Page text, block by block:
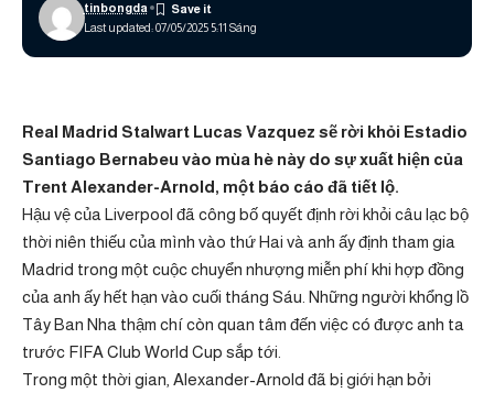
Last updated: 07/05/2025 5:11 Sáng
tinbongda
Real Madrid Stalwart Lucas Vazquez sẽ rời khỏi Estadio
Santiago Bernabeu vào mùa hè này do sự xuất hiện của
Trent Alexander-Arnold, một báo cáo đã tiết lộ.
Hậu vệ của Liverpool đã công bố quyết định rời khỏi câu lạc bộ
thời niên thiếu của mình vào thứ Hai và anh ấy định tham gia
Madrid trong một cuộc chuyển nhượng miễn phí khi hợp đồng
của anh ấy hết hạn vào cuối tháng Sáu. Những người khổng lồ
Tây Ban Nha thậm chí còn quan tâm đến việc có được anh ta
trước FIFA Club World Cup sắp tới.
Trong một thời gian, Alexander-Arnold đã bị giới hạn bởi